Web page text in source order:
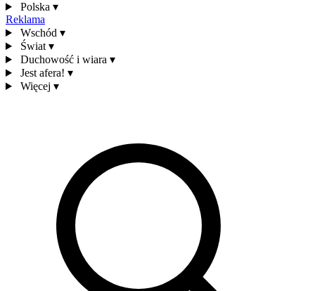
Polska ▾
Reklama
Wschód ▾
Świat ▾
Duchowość i wiara ▾
Jest afera! ▾
Więcej ▾